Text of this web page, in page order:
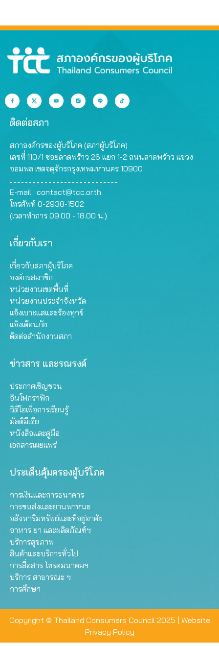
ติดต่อสภา
สภาองค์กรของผู้บริโภค (สภาผู้บริโภค)
เลขที่ 110/1 ซอยลาดพร้าว 26 แยก 1-2 ถนนลาดพร้าว แขวง
จอมพล เขตจตุจักรกรุงเทพมหานคร 10900
E-mail : contact@tcc.or.th
โทรศัพท์ 0-2938-1502
(เวลาทำการ 09.00 - 18.00 น.)
เกี่ยวกับเรา
เกี่ยวกับสภาผู้บริโภค
องค์กรสมาชิก
หน่วยงานเขตพื้นที่
หน่วยงานประจำจังหวัด
แจ้งเบาะแสและร้องทุกข์
แจ้งเตือนภัย
ติดต่อสำนักงานสภา
ข่าวสาร และรณรงค์
ประกาศเชิญชวน
อินโฟกราฟิก
วิดีโอเพื่อการเรียนรู้
มัลติมีเดีย
หนังสือและคู่มือ
เอกสารเผยแพร่
ประเด็นคุ้มครองผู้บริโภค
การเงินและการธนาคาร
การขนส่งและยานพาหนะ
อสังหาริมทรัพย์และที่อยู่อาศัย
อาหาร ยา และผลิตภัณฑ์ฯ
บริการสุขภาพ
สินค้าและบริการทั่วไป
การสื่อสาร โทรคมนาคมฯ
บริการ สาธารณะ ฯ
การศึกษา
Copyright © Thailand Consumers Council 2025 | Website
Privacy Policy